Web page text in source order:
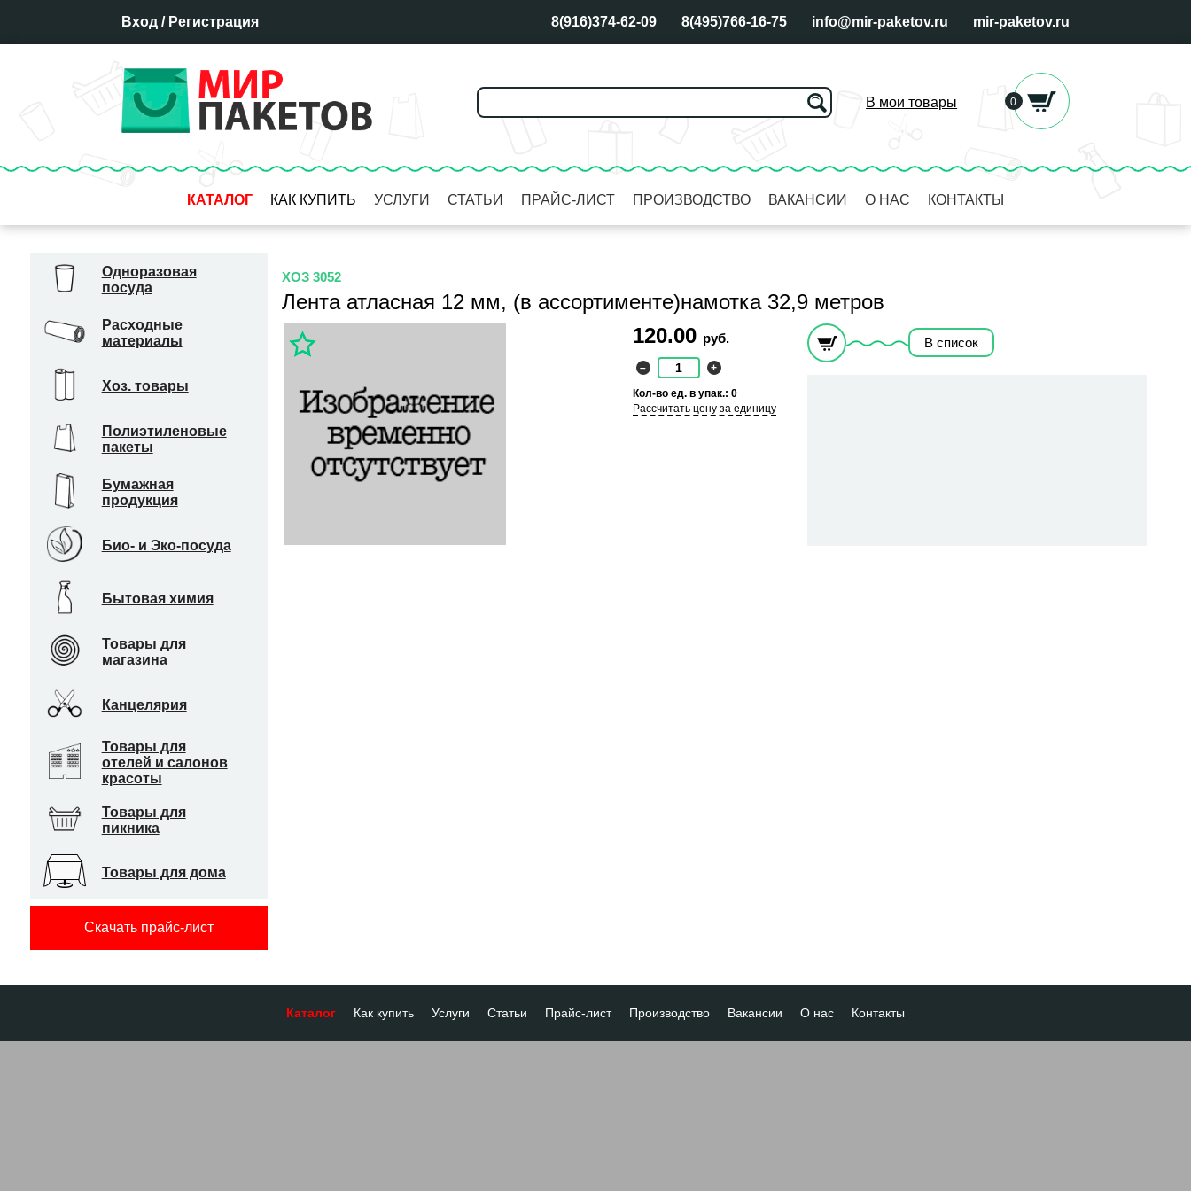
Вход / Регистрация 8(916)374-62-09 8(495)766-16-75 info@mir-paketov.ru mir-paketov.ru
В мои товары 0
КАТАЛОГ КАК КУПИТЬ
Гарантия
УСЛУГИ СТАТЬИ ПРАЙС-ЛИСТ ПРОИЗВОДСТВО ВАКАНСИИ О НАС КОНТАКТЫ
Одноразовая
посуда
Расходные
материалы
Хоз. товары
Полиэтиленовые
пакеты
Бумажная
продукция
Био- и Эко-посуда
Бытовая химия
Товары для
магазина
Канцелярия
Товары для
отелей и салонов
красоты
Товары для
пикника
Товары для дома
Скачать прайс-лист
ХОЗ 3052
Лента атласная 12 мм, (в ассортименте)намотка 32,9 метров
120.00 руб.
– +
Кол-во ед. в упак.: 0
Рассчитать цену за единицу
В список
Каталог Как купить Услуги Статьи Прайс-лист Производство Вакансии О нас Контакты